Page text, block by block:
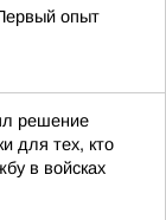
опыт
решение
для тех, кто
в войсках